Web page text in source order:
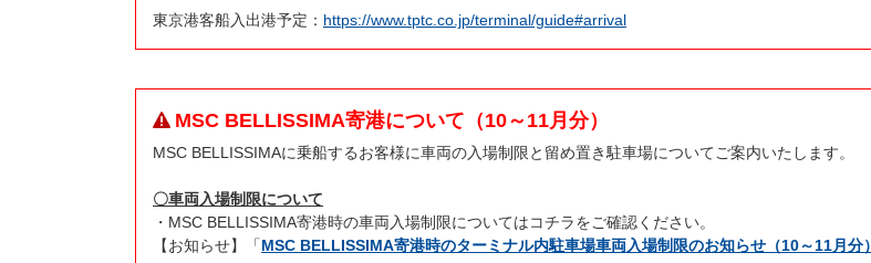
東京港客船入出港予定： https://www.tptc.co.jp/terminal/guide#arrival
MSC BELLISSIMA寄港について（10～11月分）
MSC BELLISSIMAに乗船するお客様に車両の入場制限と留め置き駐車場についてご案内いたします。
〇車両入場制限について
・MSC BELLISSIMA寄港時の車両入場制限についてはコチラをご確認ください。
【お知らせ】「MSC BELLISSIMA寄港時のターミナル内駐車場車両入場制限のお知らせ（10～11月分）